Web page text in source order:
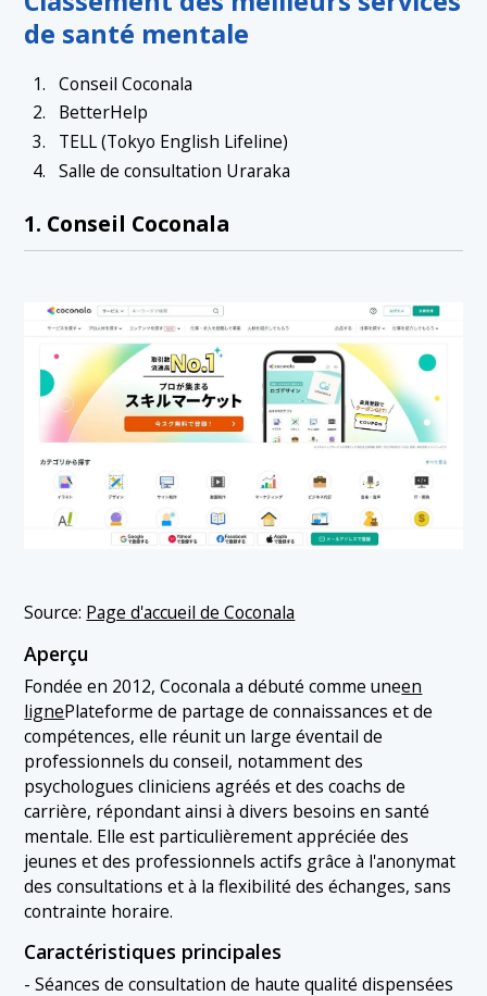
de santé mentale
Conseil Coconala
BetterHelp
TELL (Tokyo English Lifeline)
Salle de consultation Uraraka
1. Conseil Coconala
Source: Page d'accueil de Coconala
Aperçu
Fondée en 2012, Coconala a débuté comme uneen
lignePlateforme de partage de connaissances et de
compétences, elle réunit un large éventail de
professionnels du conseil, notamment des
psychologues cliniciens agréés et des coachs de
carrière, répondant ainsi à divers besoins en santé
mentale. Elle est particulièrement appréciée des
jeunes et des professionnels actifs grâce à l'anonymat
des consultations et à la flexibilité des échanges, sans
contrainte horaire.
Caractéristiques principales
- Séances de consultation de haute qualité dispensées